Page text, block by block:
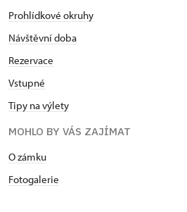
Prohlídkové okruhy
Návštěvní doba
Rezervace
Vstupné
Tipy na výlety
MOHLO BY VÁS ZAJÍMAT
O zámku
Fotogalerie